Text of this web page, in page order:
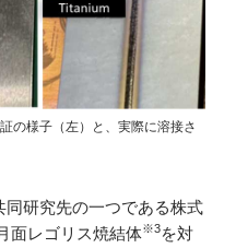
の様子（左）と、実際に溶接さ
研究先の一つである株式
面レゴリス焼結体※3を対